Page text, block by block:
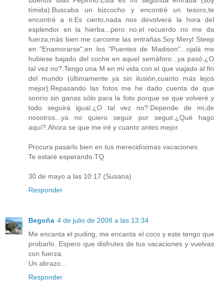
tímida).Buscaba un bizcocho y encontré un tesoro,te
encontré a ti.Es cierto,nada nos devolverá la hora del
esplendor en la hierba...pero no,el recuerdo no me da
fuerza,màs bien me carcome las entrañas.Soy Meryl Steep
en "Enamorarse",en los "Puentes de Madison"...ojalà me
hubiese bajado del coche en aquel semáforo...ya pasó.¿O
tal vez no?.Tengo una M en mi vida con el que viajado al fin
del mundo (últimamente ya sin ilusión,cuanto más lejos
mejor).Repasando las fotos me he dado cuenta de que
sonrío sin ganas sólo para la foto porque se que volveré y
todo seguirá igual.¿O tal vez no?.Depende de mi,de
nosotros...ya no quiero seguir por seguir.¿Qué hago
aquí?.Ahora se que me iré y cuanto antes mejor.
Procura pasarlo bien en tus merecidísimas vacaciones.
Te estaré esperando.TQ
30 de mayo a las 10:17 (Susana)
Responder
Begoña 4 de julio de 2008 a las 13:34
Me encanta el puding, me encanta el coco y este tengo que
probarlo. Espero que disfrutes de tus vacaciones y vuelvas
con fuerza.
Un abrazo...
Responder